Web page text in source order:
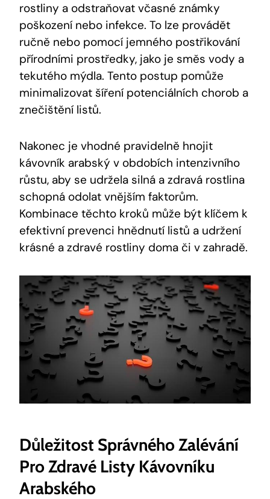
rostliny a odstraňovat včasné známky
poškození nebo infekce. To lze provádět
ručně nebo pomocí jemného postřikování
přírodními prostředky, jako je směs vody a
tekutého mýdla. Tento postup pomůže
minimalizovat šíření potenciálních chorob a
znečištění listů.
Nakonec je vhodné pravidelně hnojit
kávovník arabský v obdobích intenzivního
růstu, aby se udržela silná a zdravá rostlina
schopná odolat vnějším faktorům.
Kombinace těchto kroků může být klíčem k
efektivní prevenci hnědnutí listů a udržení
krásné a zdravé rostliny doma či v zahradě.
Důležitost Správného Zalévání
Pro Zdravé Listy Kávovníku
Arabského